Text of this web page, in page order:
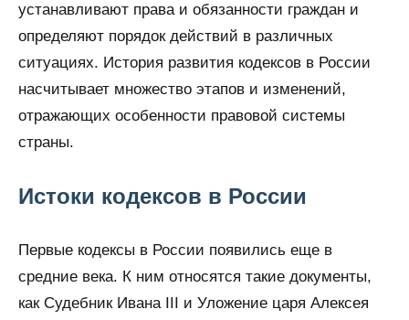
устанавливают права и обязанности граждан и
определяют порядок действий в различных
ситуациях. История развития кодексов в России
насчитывает множество этапов и изменений,
отражающих особенности правовой системы
страны.
Истоки кодексов в России
Первые кодексы в России появились еще в
средние века. К ним относятся такие документы,
как Судебник Ивана III и Уложение царя Алексея